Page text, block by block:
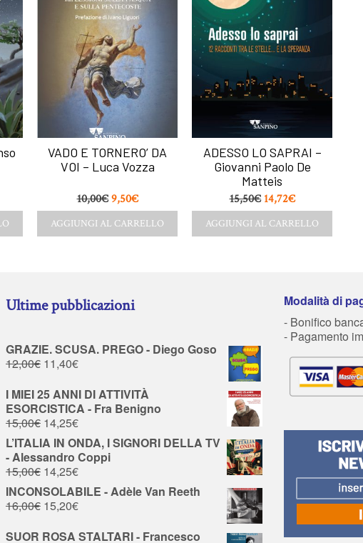
VADO E TORNERO’ DA
VOI – Luca Vozza
10,00€ 9,50€
AGGIUNGI AL CARRELLO
ADESSO LO SAPRAI –
Giovanni Paolo De
Matteis
15,50€ 14,72€
AGGIUNGI AL CARRELLO
Ultime pubblicazioni
GRAZIE. SCUSA. PREGO - Diego Goso
12,00€ 11,40€
I MIEI 25 ANNI DI ATTIVITÀ
ESORCISTICA - Fra Benigno
15,00€ 14,25€
L’ITALIA IN ONDA, I SIGNORI DELLA TV
- Alessandro Coppi
15,00€ 14,25€
INCONSOLABILE - Adèle Van Reeth
16,00€ 15,20€
SUOR ROSA STALTARI - Francesco
Modalità di
- Bonifico
- Pagamento